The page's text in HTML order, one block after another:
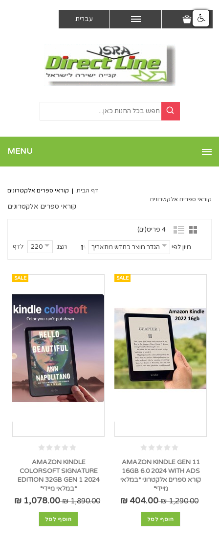
עברית
MENU
דף הבית | קוראי ספרים אלקטרונים
קוראי ספרים אלקטרונים
קוראי ספרים אלקטרונים
4 פריט(ים)
הצג 220 לדף מיון לפי הגדר מוצר כחדש מתאריך
SALE
AMAZON KINDLE GEN 11
16GB 6.0 2024 WITH ADS
קורא ספרים אלקטרוני *במלאי
מיידי*
1,290.00 ₪
404.00 ₪
הוסף לסל
SALE
AMAZON KINDLE
COLORSOFT SIGNATURE
EDITION 32GB GEN 1 2024
*במלאי מיידי*
1,890.00 ₪
1,078.00 ₪
הוסף לסל